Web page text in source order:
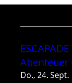
Abenteuer
Do., 24. Sept.